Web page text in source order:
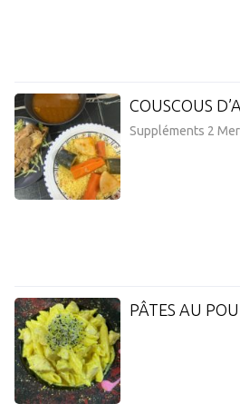
COUSCOUS
Suppléments 2
PÂTES AU